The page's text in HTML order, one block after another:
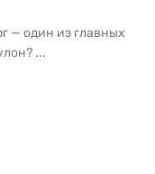
— один из главных
...